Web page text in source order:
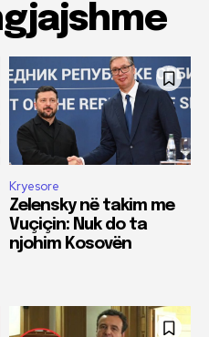
Kryesore
Zelensky në takim me
Vuçiçin: Nuk do ta
njohim Kosovën